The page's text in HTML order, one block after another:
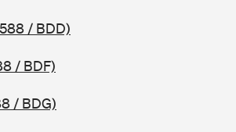
/ BDD)
/ BDF)
/ BDG)